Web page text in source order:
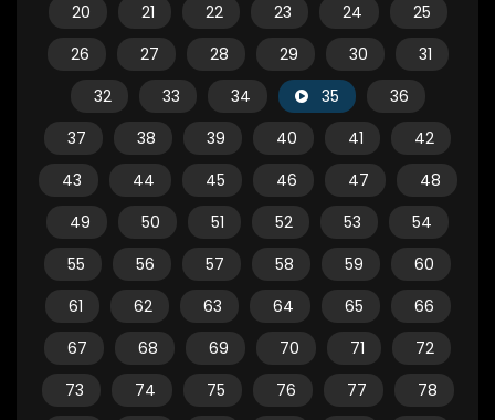
20
21 22 23 24
25
26
27 28 29 30
31
32
33 34 35
36
37
38 39 40 41
42
43
44 45 46 47
48
49
50 51 52 53
54
55
56 57 58 59
60
61
62 63 64 65
66
67
68 69 70 71
72
73
74 75 76 77
78